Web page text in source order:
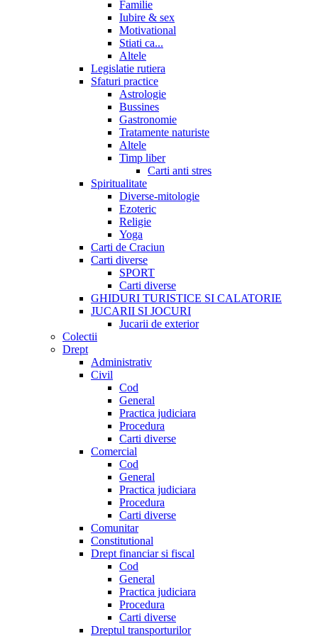
Familie
Iubire & sex
Motivational
Stiati ca...
Altele
Legislatie rutiera
Sfaturi practice
Astrologie
Bussines
Gastronomie
Tratamente naturiste
Altele
Timp liber
Carti anti stres
Spiritualitate
Diverse-mitologie
Ezoteric
Religie
Yoga
Carti de Craciun
Carti diverse
SPORT
Carti diverse
GHIDURI TURISTICE SI CALATORIE
JUCARII SI JOCURI
Jucarii de exterior
Colectii
Drept
Administrativ
Civil
Cod
General
Practica judiciara
Procedura
Carti diverse
Comercial
Cod
General
Practica judiciara
Procedura
Carti diverse
Comunitar
Constitutional
Drept financiar si fiscal
Cod
General
Practica judiciara
Procedura
Carti diverse
Dreptul transporturilor